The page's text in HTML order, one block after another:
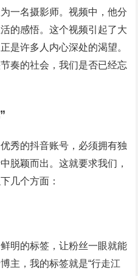
一名摄影师。视频中，他分
的感悟。这个视频引起了大
是许多人内心深处的渴望。
奏的社会，我们是否已经忘
秀的抖音账号，必须拥有独
脱颖而出。这就要求我们，
几个方面：
明的标签，让粉丝一眼就能
主，我的标签就是“行走江